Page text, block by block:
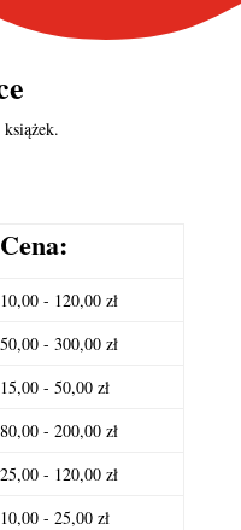
Cena:
10,00 - 120,00 zł
50,00 - 300,00 zł
15,00 - 50,00 zł
80,00 - 200,00 zł
25,00 - 120,00 zł
10,00 - 25,00 zł